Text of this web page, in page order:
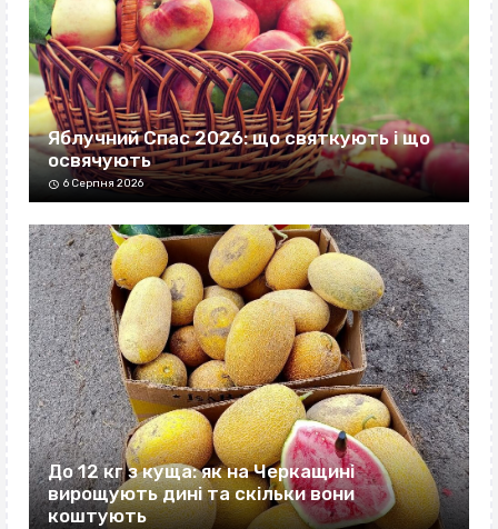
Яблучний Спас 2026: що святкують і що
освячують
6 Серпня 2026
До 12 кг з куща: як на Черкащині
вирощують дині та скільки вони
коштують